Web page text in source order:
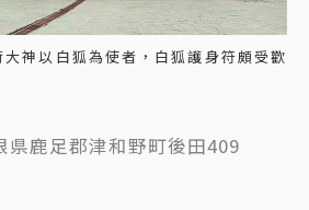
神以白狐為使者，白狐護身符頗受歡
鹿足郡津和野町後田409